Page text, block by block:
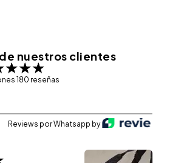
nuestros clientes
180 reseñas
Reviews por Whatsapp by